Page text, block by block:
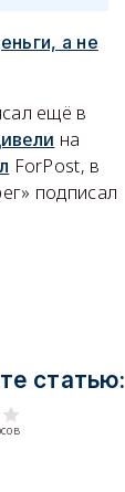
а не
ещё в
на
ForPost, в
подписал
статью: